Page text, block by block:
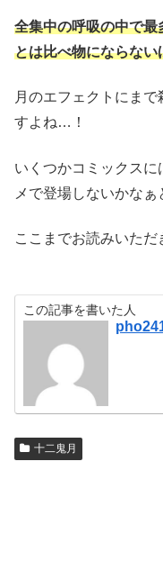
全集中の呼吸の中で
とは比べ物にならな
月のエフェクトにま
すよね…！
いくつかコミックス
メで登場しないかなぁ
ここまでお読みいただ
この記事を書いた人
十二鬼月